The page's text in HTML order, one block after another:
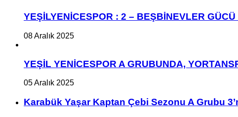
YEŞİLYENİCESPOR : 2 – BEŞBİNEVLER GÜCÜ
08 Aralık 2025
YEŞİL YENİCESPOR A GRUBUNDA,
05 Aralık 2025
Karabük Yaşar Kaptan Çebi Sezonu A Grubu